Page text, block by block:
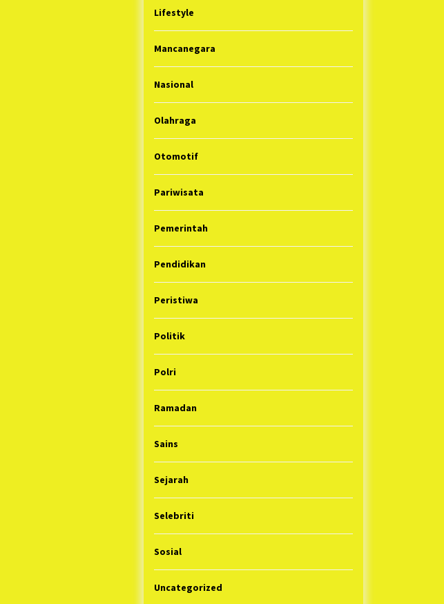
Lifestyle
Mancanegara
Nasional
Olahraga
Otomotif
Pariwisata
Pemerintah
Pendidikan
Peristiwa
Politik
Polri
Ramadan
Sains
Sejarah
Selebriti
Sosial
Uncategorized